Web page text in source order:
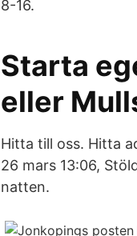
8-16.
Starta
eller
Hitta till oss. Hitta
26 mars 13:06,
natten.